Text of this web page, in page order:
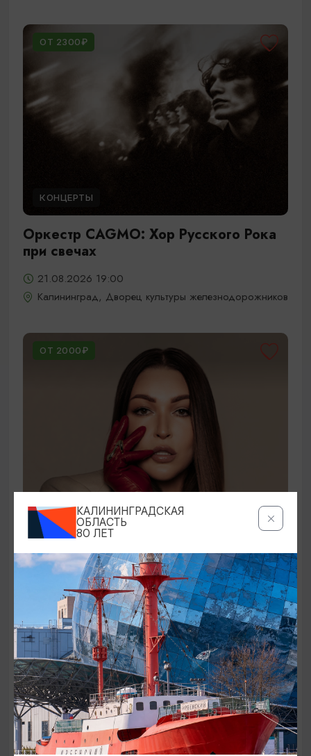
ОТ 2300₽
КОНЦЕРТЫ
Оркестр CAGMO: Хор Русского Рока
при свечах
21.08.2026 19:00
Калининград, Дворец культуры железнодорожников
ОТ 2000₽
КОНЦЕРТЫ
Ирина Дубцова
21.08.2026 19:00
Светлогорск, Театр эстрады «Янтарь-холл»
ОТ 60₽
КАЛИНИНГРАДСКАЯ
ОБЛАСТЬ
80 ЛЕТ